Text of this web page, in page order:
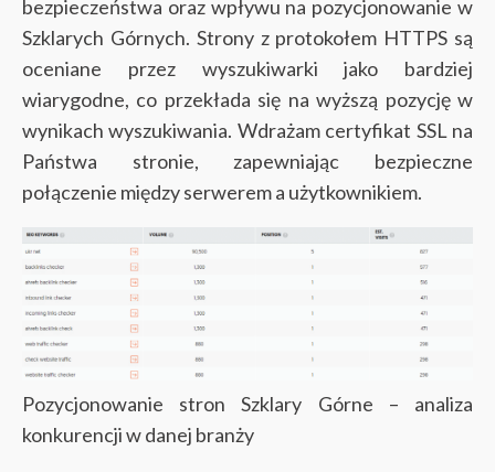
bezpieczeństwa oraz wpływu na pozycjonowanie w
Szklarych Górnych. Strony z protokołem HTTPS są
oceniane przez wyszukiwarki jako bardziej
wiarygodne, co przekłada się na wyższą pozycję w
wynikach wyszukiwania. Wdrażam certyfikat SSL na
Państwa stronie, zapewniając bezpieczne
połączenie między serwerem a użytkownikiem.
Pozycjonowanie stron Szklary Górne – analiza
konkurencji w danej branży